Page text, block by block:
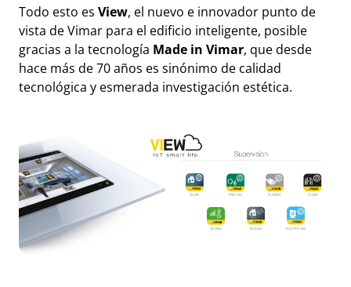
Todo esto es View, el nuevo e innovador punto de
vista de Vimar para el edificio inteligente, posible
gracias a la tecnología Made in Vimar, que desde
hace más de 70 años es sinónimo de calidad
tecnológica y esmerada investigación estética.